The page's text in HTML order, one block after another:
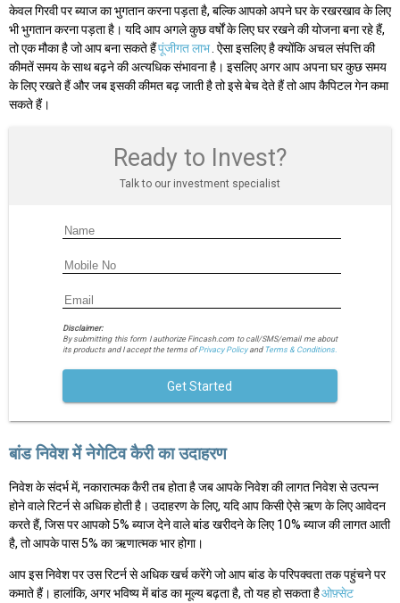
केवल गिरवी पर ब्याज का भुगतान करना पड़ता है, बल्कि आपको अपने घर के रखरखाव के लिए
भी भुगतान करना पड़ता है। यदि आप अगले कुछ वर्षों के लिए घर रखने की योजना बना रहे हैं,
तो एक मौका है जो आप बना सकते हैंपूंजीगत लाभ . ऐसा इसलिए है क्योंकि अचल संपत्ति की
कीमतें समय के साथ बढ़ने की अत्यधिक संभावना है। इसलिए अगर आप अपना घर कुछ समय
के लिए रखते हैं और जब इसकी कीमत बढ़ जाती है तो इसे बेच देते हैं तो आप कैपिटल गेन कमा
सकते हैं।
Ready to Invest?
Talk to our investment specialist
Disclaimer:
By submitting this form I authorize Fincash.com to call/SMS/email me about
its products and I accept the terms ofPrivacy Policyand Terms & Conditions.
Get Started
बांड निवेश में नेगेटिव कैरी का उदाहरण
निवेश के संदर्भ में, नकारात्मक कैरी तब होता है जब आपके निवेश की लागत निवेश से उत्पन्न
होने वाले रिटर्न से अधिक होती है। उदाहरण के लिए, यदि आप किसी ऐसे ऋण के लिए आवेदन
करते हैं, जिस पर आपको 5% ब्याज देने वाले बांड खरीदने के लिए 10% ब्याज की लागत आती
है, तो आपके पास 5% का ऋणात्मक भार होगा।
आप इस निवेश पर उस रिटर्न से अधिक खर्च करेंगे जो आप बांड के परिपक्वता तक पहुंचने पर
कमाते हैं। हालांकि, अगर भविष्य में बांड का मूल्य बढ़ता है, तो यह हो सकता हैओफ़्सेट